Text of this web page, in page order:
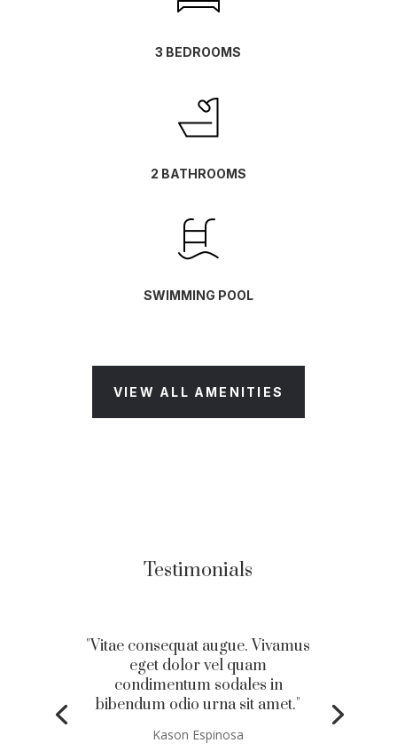
3 BEDROOMS
2 BATHROOMS
SWIMMING POOL
VIEW ALL AMENITIES
Testimonials
"Vitae consequat augue. Vivamus
eget dolor vel quam
condimentum sodales in
bibendum odio urna sit amet."
Kason Espinosa